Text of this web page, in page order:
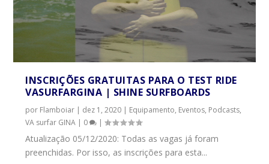
INSCRIÇÕES GRATUITAS PARA O TEST RIDE
VASURFARGINA | SHINE SURFBOARDS
por Flamboiar | dez 1, 2020 | Equipamento, Eventos, Podcasts,
VA surfar GINA | 0 |
Atualização 05/12/2020: Todas as vagas já foram
preenchidas. Por isso, as inscrições para esta...